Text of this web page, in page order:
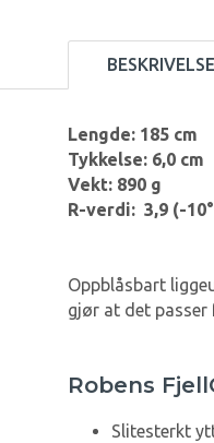
BESKRIVELSE
Lengde: 185 cm
Tykkelse: 6,0 cm
Vekt: 890 g
R-verdi: 3,9 (-
Oppblåsbart
gjør at det passer
Robens
Slitesterkt